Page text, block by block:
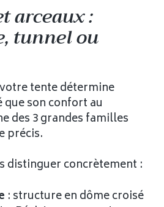
arceaux :
tunnel ou
tente détermine
son confort au
des 3 grandes familles
précis.
distinguer concrètement :
: structure en dôme croisé